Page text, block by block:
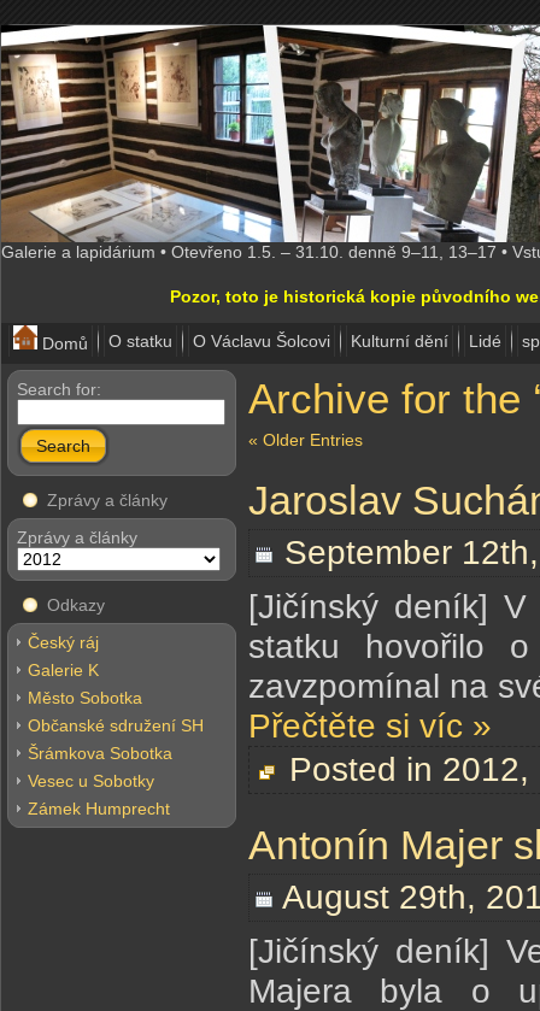
Galerie a lapidárium • Otevřeno 1.5. – 31.10. denně 9–11, 13–17 •
Pozor, toto je historická kopie původního
Domů O statku O Václavu Šolcovi Kulturní dění Lidé
Search for:
Search
Zprávy a články
Zprávy a články
Odkazy
Český ráj
Galerie K
Město Sobotka
Občanské sdružení SH
Šrámkova Sobotka
Vesec u Sobotky
Zámek Humprecht
Archive for the
« Older Entries
Jaroslav
September
[Jičínský deník]
statku hovořilo o
zavzpomínal na
Přečtěte si víc »
Posted in 2012,
Antonín Majer
August 29th,
[Jičínský deník]
Majera byla o